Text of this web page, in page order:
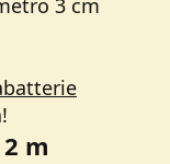
3 cm
2 m